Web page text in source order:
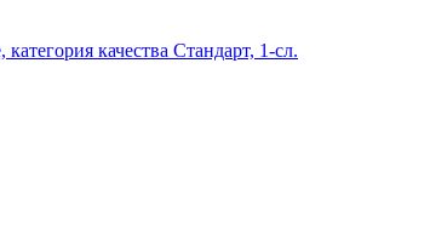
качества Стандарт, 1-сл.